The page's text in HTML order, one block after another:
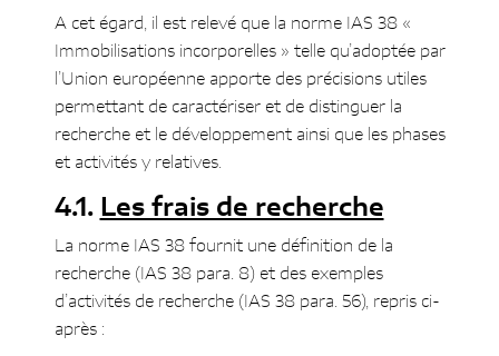
A cet égard, il est relevé que la norme IAS 38 «
Immobilisations incorporelles » telle qu’adoptée par
l’Union européenne apporte des précisions utiles
permettant de caractériser et de distinguer la
recherche et le développement ainsi que les phases
et activités y relatives.
Les frais de recherche
La norme IAS 38 fournit une définition de la
recherche (IAS 38 para. 8) et des exemples
d’activités de recherche (IAS 38 para. 56), repris ci-
après :